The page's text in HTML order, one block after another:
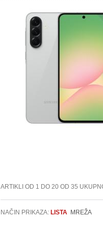
ARTIKLI OD 1 DO 20 OD 35
NAČIN PRIKAZA: LISTA MREŽA